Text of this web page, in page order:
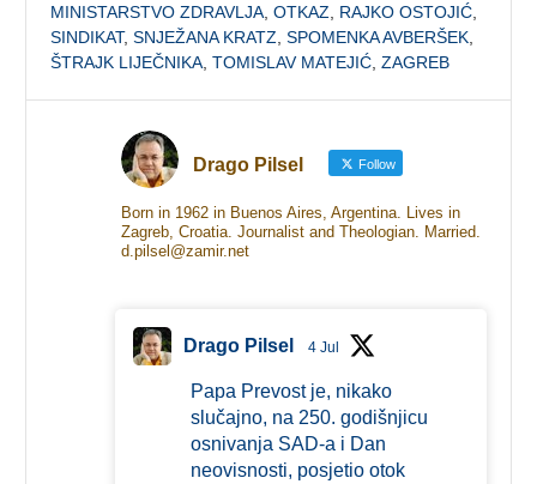
MINISTARSTVO ZDRAVLJA ,OTKAZ RAJKO OSTOJIĆ
SINDIKAT,SNJEŽANA KRATZ ,SPOMENKA AVBERŠEK
ŠTRAJK LIJEČNIKA ,TOMISLAV MATEJIĆ ,ZAGREB
Drago Pilsel Follow
Born in 1962 in Buenos Aires, Argentina. Lives in
Zagreb, Croatia. Journalist and Theologian. Married.
d.pilsel@zamir.net
Drago Pilsel 4 Jul
Papa Prevost je, nikako
slučajno, na 250. godišnjicu
osnivanja SAD-a i Dan
neovisnosti, posjetio otok